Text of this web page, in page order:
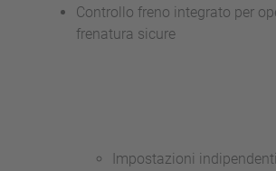
Controllo freno integrato per
frenatura sicure
Impostazioni